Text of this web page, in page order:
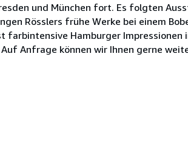
und München fort. Es folgten
Rösslers frühe Werke bei einem
farbintensive Hamburger
Anfrage können wir Ihnen gerne